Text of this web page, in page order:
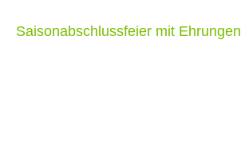
Saisonabschlussfeier mit Ehrungen